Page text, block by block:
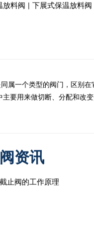
放料阀 | 下展式保温放料阀
属一个类型的阀门，区别
要用来做切断、分配和改
资讯
止阀的工作原理